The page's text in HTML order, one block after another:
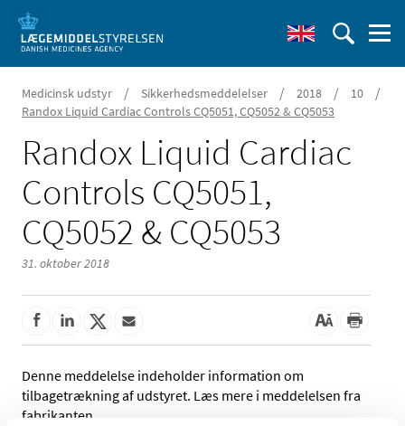
Medicinsk udstyr / Sikkerhedsmeddelelser / 2018 / 10 /
Randox Liquid Cardiac Controls CQ5051, CQ5052 & CQ5053
Randox Liquid Cardiac
Controls CQ5051,
CQ5052 & CQ5053
31. oktober 2018
Denne meddelelse indeholder information om
tilbagetrækning af udstyret. Læs mere i meddelelsen fra
fabrikanten.